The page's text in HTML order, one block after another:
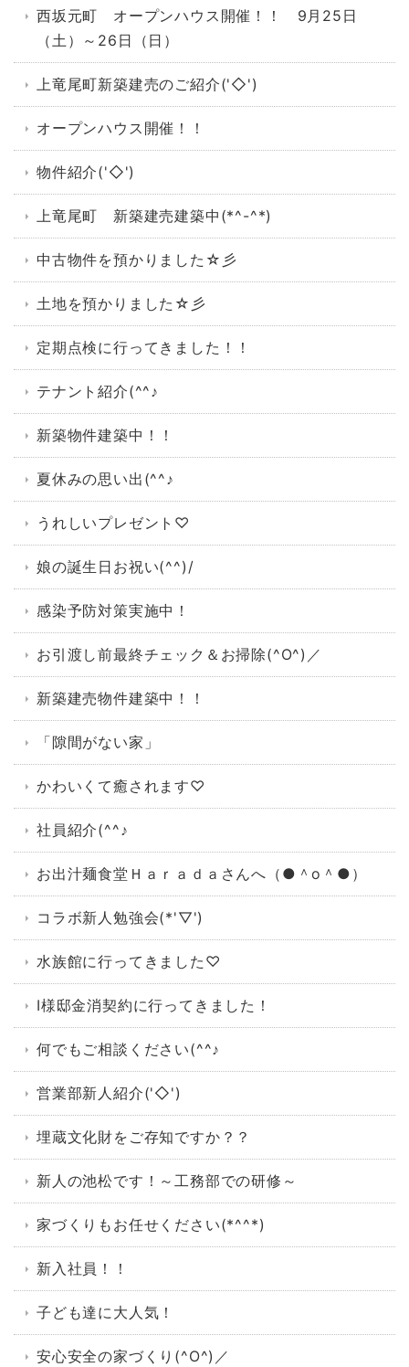
西坂元町 オープンハウス開催！！ 9月25日
（土）～26日（日）
上竜尾町新築建売のご紹介('◇')ゞ
オープンハウス開催！！
物件紹介('◇')ゞ
上竜尾町 新築建売建築中(*^-^*)
中古物件を預かりました☆彡
土地を預かりました☆彡
定期点検に行ってきました！！
テナント紹介(^^♪
新築物件建築中！！
夏休みの思い出(^^♪
うれしいプレゼント♡
娘の誕生日お祝い(^^)/
感染予防対策実施中！
お引渡し前最終チェック＆お掃除(^O^)／
新築建売物件建築中！！
「隙間がない家」
かわいくて癒されます♡
社員紹介(^^♪
お出汁麺食堂Ｈａｒａｄａさんへ（●＾o＾●）
コラボ新人勉強会(*'▽')
水族館に行ってきました♡
I様邸金消契約に行ってきました！
何でもご相談ください(^^♪
営業部新人紹介('◇')ゞ
埋蔵文化財をご存知ですか？？
新人の池松です！～工務部での研修～
家づくりもお任せください(*^^*)
新入社員！！
子ども達に大人気！
安心安全の家づくり(^O^)／